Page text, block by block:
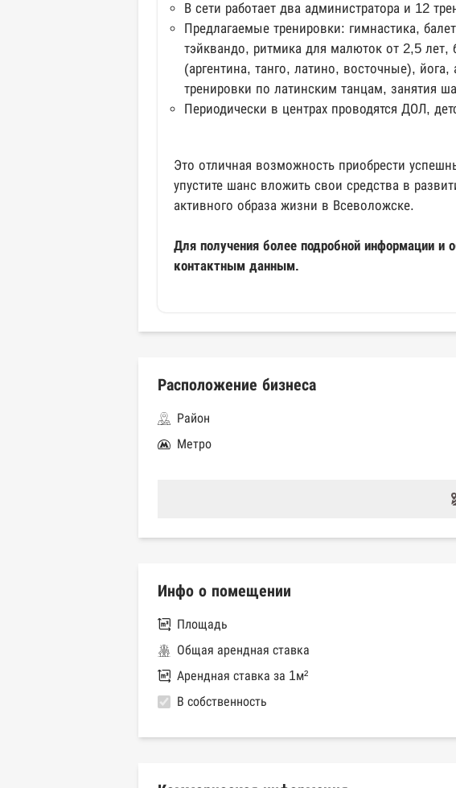
В сети работает два администратора и 12
Предлагаемые тренировки: гимнастика,
тэйквандо, ритмика для малюток от 2,5
(аргентина, танго, латино, восточные),
тренировки по латинским танцам, занятия
Периодически в центрах проводятся ДОЛ,
Это отличная возможность приобрести
упустите шанс вложить свои средства в
активного образа жизни в Всеволожске.
Для получения более подробной информации
контактным данным.
Расположение бизнеса
Район
Метро
Инфо о помещении
Площадь
Общая арендная ставка
Арендная ставка за 1м²
В собственность